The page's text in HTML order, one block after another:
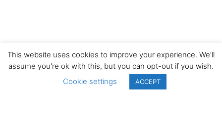
This website uses cookies to improve your experience. We'll
assume you're ok with this, but you can opt-out if you wish.
Cookie settings
ACCEPT